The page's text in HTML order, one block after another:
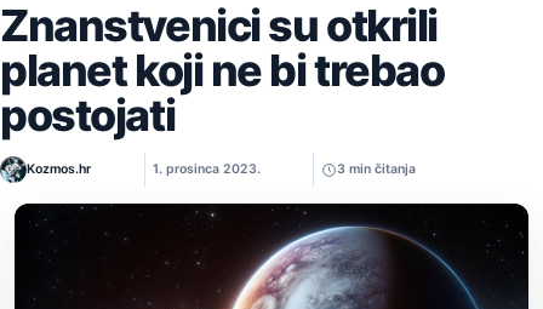
Znanstvenici su otkrili
planet koji ne bi trebao
postojati
Kozmos.hr 1. prosinca 2023. 3 min čitanja